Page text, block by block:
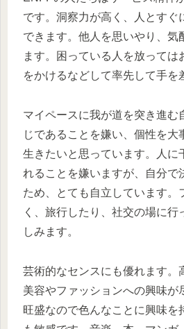
です。洞察力が高く、人とすぐ
できます。他人を思いやり、気
ます。困っている人を放っては
をかけるなどして率先して手を
マイペースに我が道を突き進む
じであることを嫌い、個性を大
生きたいと思っています。人に
れることを嫌いますが、自分で
ため、とても自立しています。
く、旅行したり、社交の場に行
しみます。
芸術的なセンスにも優れます。
美容やファッションへの興味が
旺盛なので色んなことに興味を